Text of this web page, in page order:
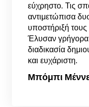
εύχρηστο. Τις
αντιμετώπισα
υποστήριξή τους
Έλυσαν γρήγορα
διαδικασία
και ευχάριστη.
Μπόμπι